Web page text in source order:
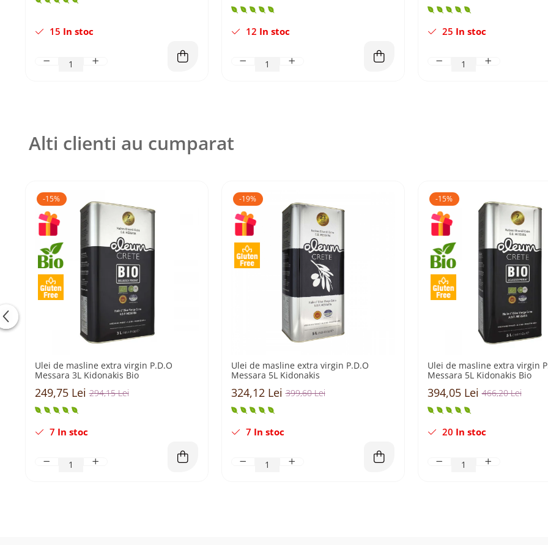
15 In stoc 12 In stoc 25 In stoc
Alti clienti au cumparat
-15%
Ulei de masline extra virgin P.D.O
Messara 3L Kidonakis Bio
294,15 Lei
249,75 Lei
7 In stoc
-19%
Ulei de masline extra virgin P.D.O
Messara 5L Kidonakis
399,60 Lei
324,12 Lei
7 In stoc
-15%
Ulei de masline extra virgin
Messara 5L Kidonakis Bio
466,20 Lei
394,05 Lei
20 In stoc